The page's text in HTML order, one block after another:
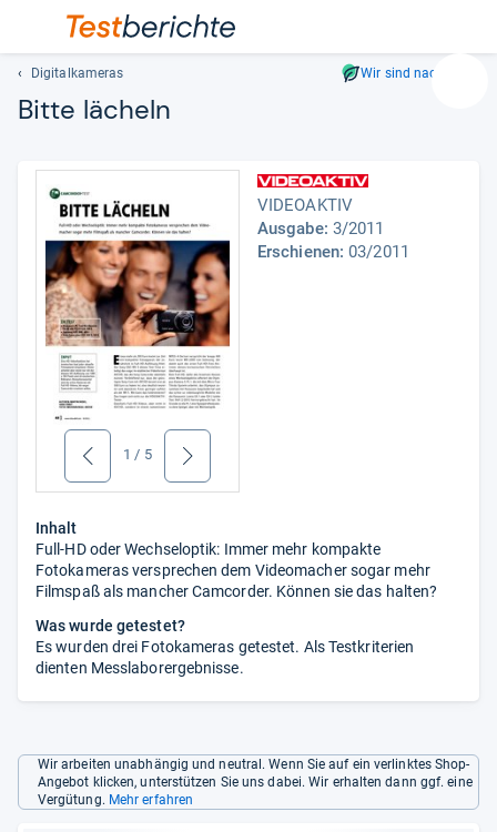
Digitalkameras Wir sind nachhaltig
Bitte lächeln
zurück 1 / 5 weiter
VIDEOAKTIV
Ausgabe: 3/2011
Erschienen: 03/2011
Inhalt
Full-HD oder Wechseloptik: Immer mehr kompakte
Fotokameras versprechen dem Videomacher sogar mehr
Filmspaß als mancher Camcorder. Können sie das halten?
Was wurde getestet?
Es wurden drei Fotokameras getestet. Als Testkriterien
dienten Messlaborergebnisse.
Wir arbeiten unabhängig und neutral. Wenn Sie auf ein verlinktes Shop-
Angebot klicken, unterstützen Sie uns dabei. Wir erhalten dann ggf. eine
Vergütung. Mehr erfahren